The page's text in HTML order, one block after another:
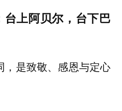
上阿贝尔，台下巴
，是致敬、感恩与定心